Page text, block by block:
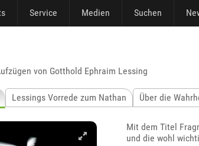
Service Medien Suchen
von Gotthold Ephraim Lessing
Lessings Vorrede zum Nathan Über die
Mit dem Titel
und die wohl